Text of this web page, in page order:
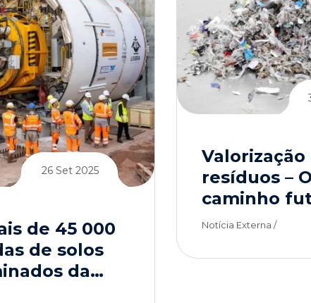
26 Set 2025
de 45 000
de solos
da
túneis de
Valorização
resíduos –
caminho
maior
Notícia Externa /